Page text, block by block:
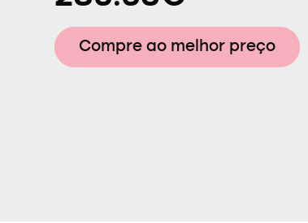
Compre ao melhor preço